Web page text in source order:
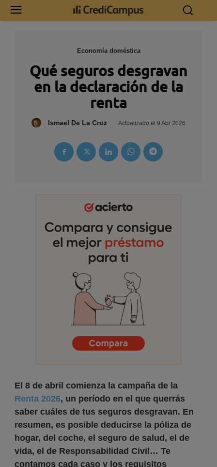
Economía doméstica
Qué seguros desgravan
en la declaración de la
renta
Ismael De La Cruz Actualizado el 9 Abr 2026
El 8 de abril comienza la campaña de la
Renta 2026, un período en el que querrás
saber cuáles de tus seguros desgravan. En
resumen, es posible deducirse la póliza de
hogar, del coche, el seguro de salud, el de
vida, el de Responsabilidad Civil… Te
contamos cada caso y los requisitos